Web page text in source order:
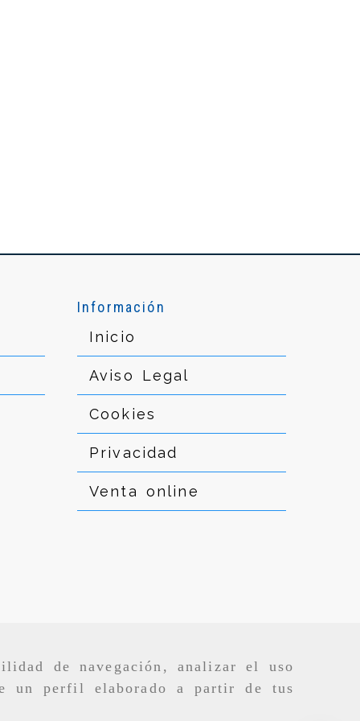
de navegación, analizar el uso
un perfil elaborado a partir de tus
Información
Inicio
Aviso Legal
Cookies
Privacidad
Venta online